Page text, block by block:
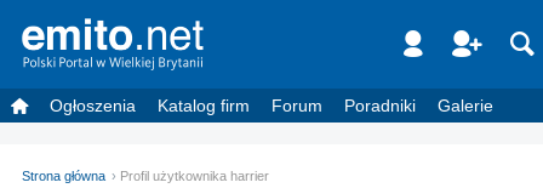
Ogłoszenia Katalog firm Forum Poradniki Galerie
Strona główna Profil użytkownika harrier